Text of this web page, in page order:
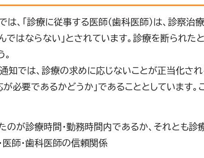
、「診療に従事する医師（歯科医師）は、診察
ではならない」とされています。診療を断られた
知では、診療の求めに応じないことが正当化さ
が必要であるかどうか」であることとしています
が診療時間・勤務時間内であるか、それとも診
師・歯科医師の信頼関係